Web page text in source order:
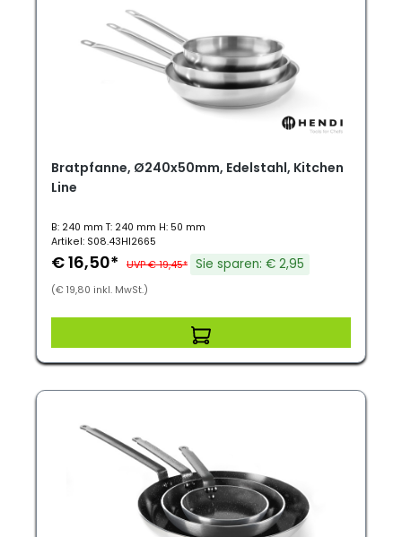
Bratpfanne, Ø240x50mm, Edelstahl, Kitchen
Line
B: 240 mm T: 240 mm H: 50 mm
Artikel: S08.43HI2665
€ 16,50* UVP € 19,45* Sie sparen: € 2,95
(€ 19,80 inkl. MwSt.)